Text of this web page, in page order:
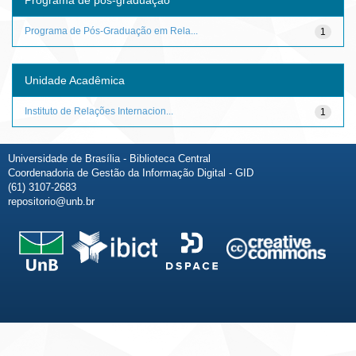
1
Programa de Pós-Graduação em Rela...
Unidade Acadêmica
1
Instituto de Relações Internacion...
Universidade de Brasília - Biblioteca Central
Coordenadoria de Gestão da Informação Digital - GID
(61) 3107-2683
repositorio@unb.br